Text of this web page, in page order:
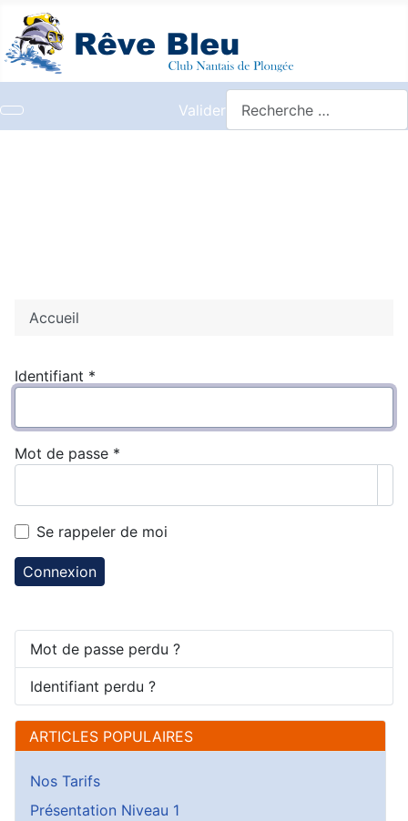
Valider
Accueil
Identifiant *
Mot de passe *
Se rappeler de moi
Connexion
Mot de passe perdu ?
Identifiant perdu ?
ARTICLES POPULAIRES
Nos Tarifs
Présentation Niveau 1